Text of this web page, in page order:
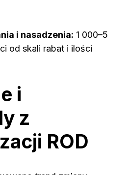
i nasadzenia: 1 000–5
od skali rabat i ilości
i
z
ROD